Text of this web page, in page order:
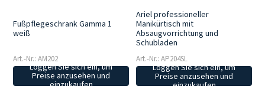
Fußpflegeschrank Gamma 1
weiß
Art.-Nr.: AM202
Loggen Sie sich ein, um
Preise anzusehen und
einzukaufen
Ariel professioneller
Manikürtisch mit
Absaugvorrichtung und
Schubladen
Art.-Nr.: AP204SL
Loggen Sie sich ein, um
Preise anzusehen und
einzukaufen